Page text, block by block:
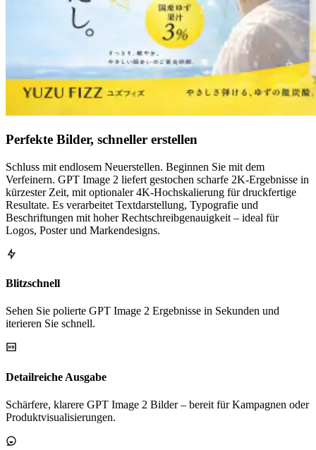
Perfekte Bilder, schneller erstellen
Schluss mit endlosem Neuerstellen. Beginnen Sie mit dem
Verfeinern. GPT Image 2 liefert gestochen scharfe 2K-Ergebnisse in
kürzester Zeit, mit optionaler 4K-Hochskalierung für druckfertige
Resultate. Es verarbeitet Textdarstellung, Typografie und
Beschriftungen mit hoher Rechtschreibgenauigkeit – ideal für
Logos, Poster und Markendesigns.
Blitzschnell
Sehen Sie polierte GPT Image 2 Ergebnisse in Sekunden und
iterieren Sie schnell.
Detailreiche Ausgabe
Schärfere, klarere GPT Image 2 Bilder – bereit für Kampagnen oder
Produktvisualisierungen.